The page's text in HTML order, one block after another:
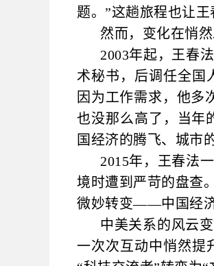
题。”这趟旅程也让
然而，变化在悄然
2003年起，王春
术秘书，后调任全国
因为工作需求，他多
也没那么高了，当年
国经济的腾飞、城市
2015年，王春法
境时遭到严苛的盘查
微妙转变——中国经济
中美关系的风云
一次次互动中悄然提